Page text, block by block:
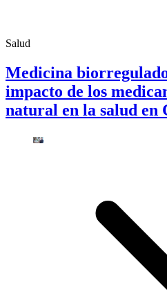
Salud
Medicina
impacto de los
natural en la salud en